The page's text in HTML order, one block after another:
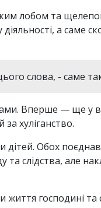
лобом та
а саме
слова, - саме
Вперше — ще у
хуліганство.
дітей. Обох
слідства, але
господині та